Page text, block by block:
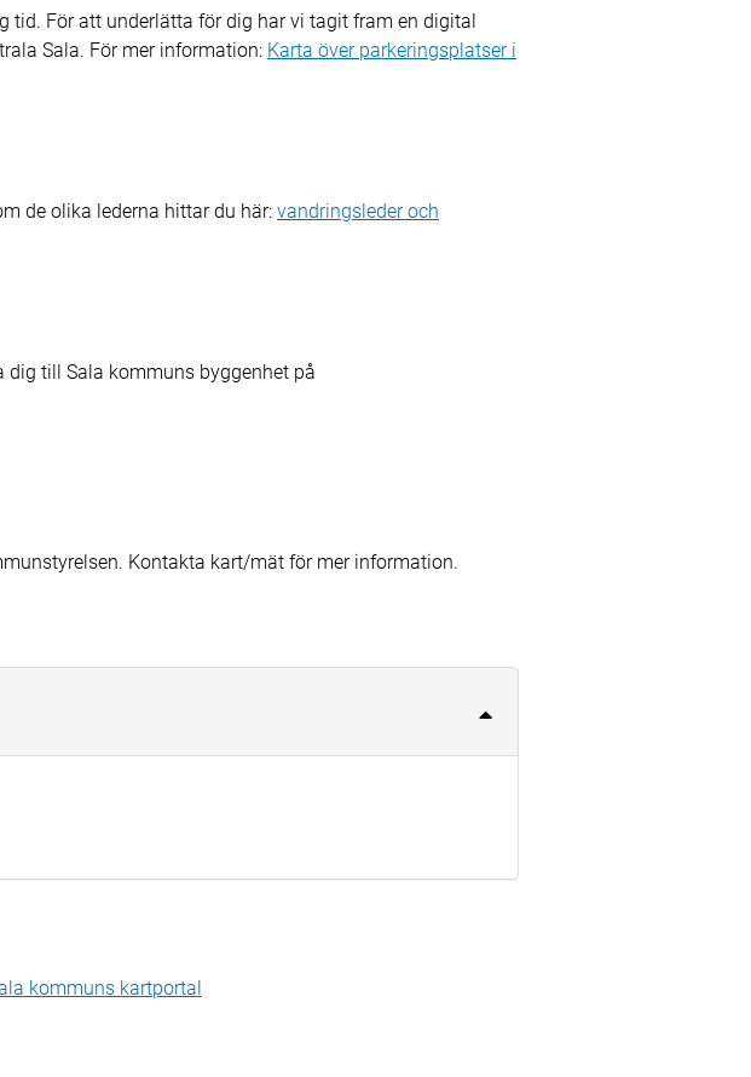
tid. För att underlätta för dig har vi tagit fram en digital
Sala. För mer information: Karta över parkeringsplatser i
de olika lederna hittar du här: vandringsleder och
till Sala kommuns byggenhet på
Kontakta kart/mät för mer information.
kommuns kartportal